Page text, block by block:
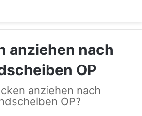
anziehen nach
OP
anziehen nach
OP?